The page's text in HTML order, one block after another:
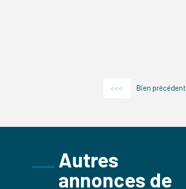
<<< Bien précédent
Autres
annonces de
INVESTISSEMENT